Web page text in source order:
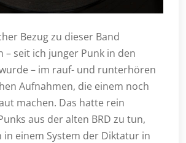
Bezug zu dieser Band
– seit ich junger Punk in den
– im rauf- und runterhören
Aufnahmen, die einem noch
machen. Das hatte rein
aus der alten BRD zu tun,
in einem System der Diktatur in